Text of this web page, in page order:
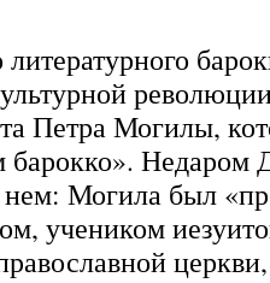
Петра Могилы,
барокко». Недаром
Могила был
учеником